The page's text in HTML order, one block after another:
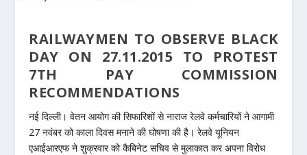
RAILWAYMEN TO OBSERVE BLACK
DAY ON 27.11.2015 TO PROTEST
7TH PAY COMMISSION
RECOMMENDATIONS
नई दिल्ली। वेतन आयोग की सिफारिशों से नाराज रेलवे कर्मचारियों ने आगामी
27 नवंबर को काला दिवस मनाने की घोषणा की है। रेलवे यूनियन
एआईआरएफ ने शुक्रवार को कैबिनेट सचिव से मुलाकात कर अपना विरोध